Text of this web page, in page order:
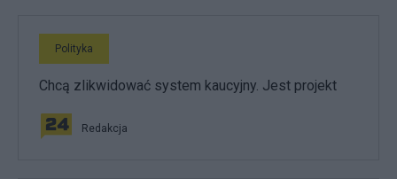
Polityka
Chcą zlikwidować system kaucyjny. Jest projekt
Redakcja